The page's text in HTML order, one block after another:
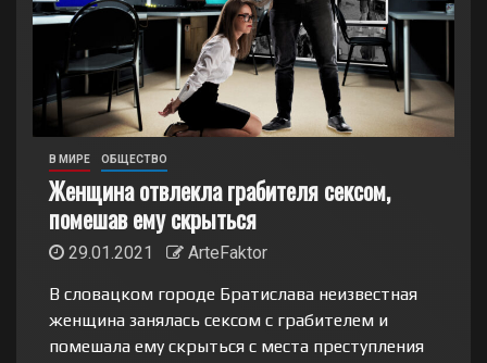
В МИРЕ ОБЩЕСТВО
Женщина отвлекла грабителя сексом,
помешав ему скрыться
29.01.2021
ArteFaktor
В словацком городе Братислава неизвестная
женщина занялась сексом с грабителем и
помешала ему скрыться с места преступления